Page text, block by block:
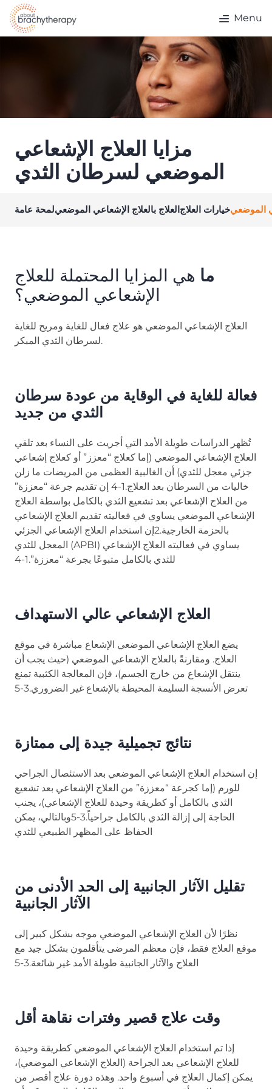
Skip to content
Menu
مزايا العلاج الإشعاعي
الموضعي لسرطان الثدي
لمحة عامةالعلاج بالعلاج الإشعاعي الموضعيخيارات العلاجالموضعي
ما هي المزايا المحتملة للعلاج
الإشعاعي الموضعي؟
العلاج الإشعاعي الموضعي هو علاج فعال للغاية ومريح للغاية
لسرطان الثدي المبكر.
فعالة للغاية في الوقاية من عودة سرطان
الثدي من جديد
تُظهر الدراسات طويلة الأمد التي أجريت على النساء بعد تلقي
العلاج الإشعاعي الموضعي (إما كعلاج “معزز” أو كعلاج إشعاعي
جزئي معجل للثدي) أن الغالبية العظمى من المريضات ما زلن
خاليات من السرطان بعد العلاج.1-4 إن تقديم جرعة “معززة”
من العلاج الإشعاعي بعد تشعيع الثدي بالكامل بواسطة العلاج
الإشعاعي الموضعي يساوي في فعاليته تقديم العلاج الإشعاعي
بالحزمة الخارجية.2إن استخدام العلاج الإشعاعي الجزئي
المعجل للثدي (APBI) يساوي في فعاليته العلاج الإشعاعي
للثدي بالكامل متبوعًا بجرعة “معززة”.1-4
العلاج الإشعاعي عالي الاستهداف
يضع العلاج الإشعاعي الموضعي الإشعاع مباشرة في موقع
العلاج. ومقارنةً بالعلاج الإشعاعي الموضعي (حيث يجب أن
ينتقل الإشعاع من خارج الجسم)، فإن المعالجة الكثبية تمنع
تعرض الأنسجة السليمة المحيطة بالإشعاع غير الضروري.3-5
نتائج تجميلية جيدة إلى ممتازة
إن استخدام العلاج الإشعاعي الموضعي بعد الاستئصال الجراحي
للورم (إما كجرعة “معززة” من العلاج الإشعاعي بعد تشعيع
الثدي بالكامل أو كطريقة وحيدة للعلاج الإشعاعي)، يجنب
الحاجة إلى إزالة الثدي بالكامل جراحياً.3-5وبالتالي، يمكن
الحفاظ على المظهر الطبيعي للثدي
تقليل الآثار الجانبية إلى الحد الأدنى من
الآثار الجانبية
نظرًا لأن العلاج الإشعاعي الموضعي موجه بشكل كبير إلى
موقع العلاج فقط، فإن معظم المرضى يتأقلمون بشكل جيد مع
العلاج والآثار الجانبية طويلة الأمد غير شائعة.3-5
وقت علاج قصير وفترات نقاهة أقل
إذا تم استخدام العلاج الإشعاعي الموضعي كطريقة وحيدة
للعلاج الإشعاعي بعد الجراحة (العلاج الإشعاعي الموضعي)،
يمكن إكمال العلاج في أسبوع واحد. وهذه دورة علاج أقصر من